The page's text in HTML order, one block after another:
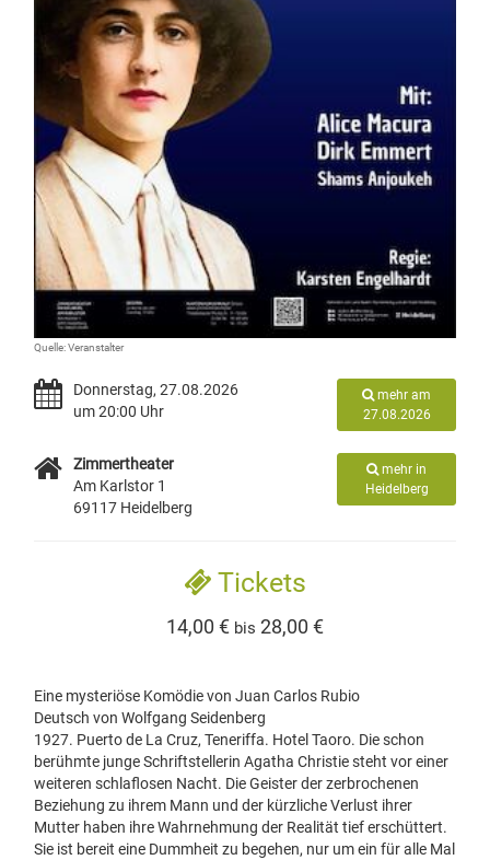
Quelle: Veranstalter
Donnerstag, 27.08.2026
um 20:00 Uhr
mehr am
27.08.2026
Zimmertheater
Am Karlstor 1
69117 Heidelberg
mehr in
Heidelberg
Tickets
14,00 € bis 28,00 €
Eine mysteriöse Komödie von Juan Carlos Rubio
Deutsch von Wolfgang Seidenberg
1927. Puerto de La Cruz, Teneriffa. Hotel Taoro. Die schon
berühmte junge Schriftstellerin Agatha Christie steht vor einer
weiteren schlaflosen Nacht. Die Geister der zerbrochenen
Beziehung zu ihrem Mann und der kürzliche Verlust ihrer
Mutter haben ihre Wahrnehmung der Realität tief erschüttert.
Sie ist bereit eine Dummheit zu begehen, nur um ein für alle Mal